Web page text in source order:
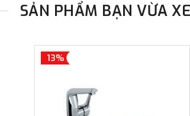
SẢN PHẨM BẠN VỪA
13%